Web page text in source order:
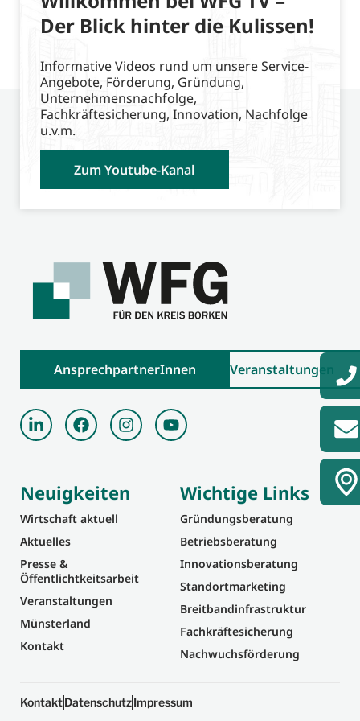
Der Blick hinter die Kulissen!
Informative Videos rund um unsere Service-
Angebote, Förderung, Gründung,
Unternehmensnachfolge,
Fachkräftesicherung, Innovation, Nachfolge
u.v.m.
Zum Youtube-Kanal
AnsprechpartnerInnen Veranstaltungen
Neuigkeiten
Wirtschaft aktuell
Aktuelles
Presse &
Öffentlichtkeitsarbeit
Veranstaltungen
Münsterland
Kontakt
Wichtige Links
Gründungsberatung
Betriebsberatung
Innovationsberatung
Standortmarketing
Breitbandinfrastruktur
Fachkräftesicherung
Nachwuchsförderung
KontaktDatenschutzImpressum